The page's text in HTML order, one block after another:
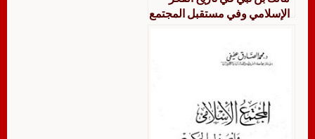
الإسلامي وفي مستقبل المجتمع